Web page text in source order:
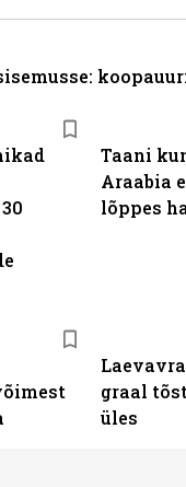
Taani
Araabia
lõppes
graal
üles